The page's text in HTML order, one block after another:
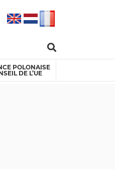
czcionki
kontrastowa
POLONAISE
DE L’UE